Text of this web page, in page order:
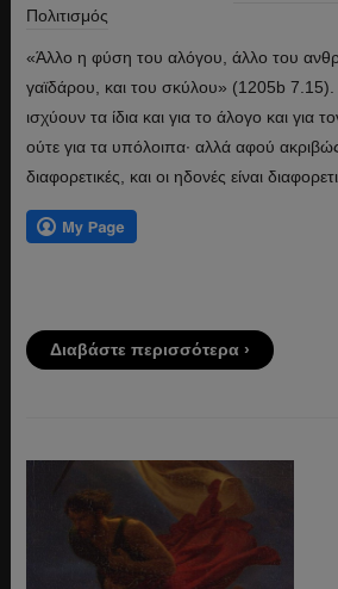
Πολιτισμός
«Άλλο η φύση του αλόγου, άλλο του
γαϊδάρου, και του σκύλου» (1205b
ισχύουν τα ίδια και για το άλογο και για
ούτε για τα υπόλοιπα· αλλά αφού ακριβώς
διαφορετικές, και οι ηδονές είναι
Διαβάστε περισσότερα ›